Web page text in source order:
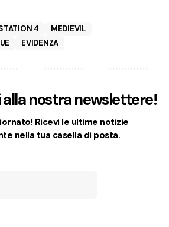
4
MEDIEVIL
EVIDENZA
alla nostra newslettere!
Ricevi le ultime notizie
nella tua casella di posta.